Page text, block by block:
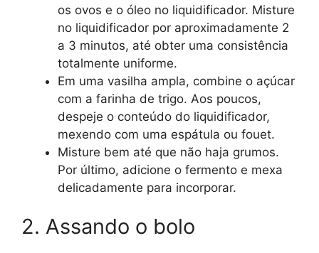
os ovos e o óleo no liquidificador. Misture
no liquidificador por aproximadamente 2
a 3 minutos, até obter uma consistência
totalmente uniforme.
Em uma vasilha ampla, combine o açúcar
com a farinha de trigo. Aos poucos,
despeje o conteúdo do liquidificador,
mexendo com uma espátula ou fouet.
Misture bem até que não haja grumos.
Por último, adicione o fermento e mexa
delicadamente para incorporar.
2. Assando o bolo